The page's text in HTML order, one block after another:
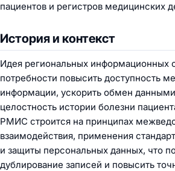
пациентов и регистров медицинских
История и контекст
Идея региональных информационных
потребности повысить доступность
информации, ускорить обмен
целостность истории болезни
РМИС строится на принципах
взаимодействия, применения
и защиты персональных данных, что
дублирование записей и повысить